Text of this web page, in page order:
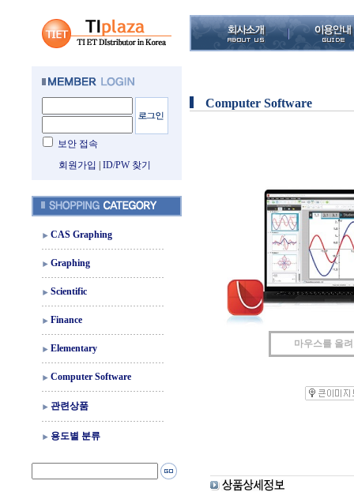
보안 접속
회원가입
ID/PW 찾기
CAS Graphing
Graphing
Scientific
Finance
Elementary
Computer Software
관련상품
용도별 분류
Computer Software
마우스를 올